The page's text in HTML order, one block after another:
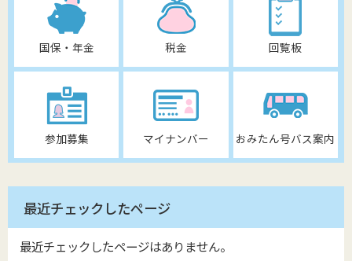
国保・年金 税金 回覧板
参加募集 マイナンバー おみたん号バス案内
最近チェックしたページ
最近チェックしたページはありません。